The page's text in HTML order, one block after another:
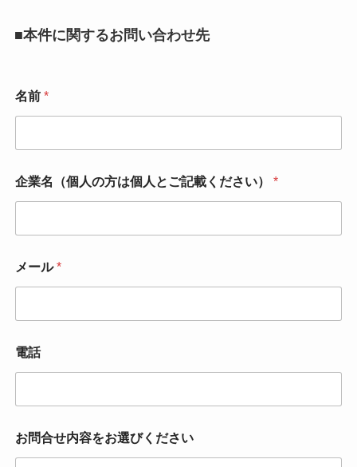
■本件に関するお問い合わせ先
名前 *
企業名（個人の方は個人とご記載ください） *
メール*
電話
お問合せ内容をお選びください